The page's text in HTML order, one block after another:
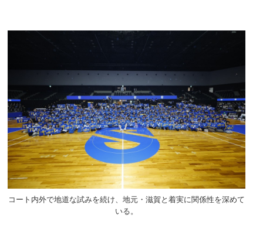
コート内外で地道な試みを続け、地元・滋賀と着実に関係性を深めて
いる。